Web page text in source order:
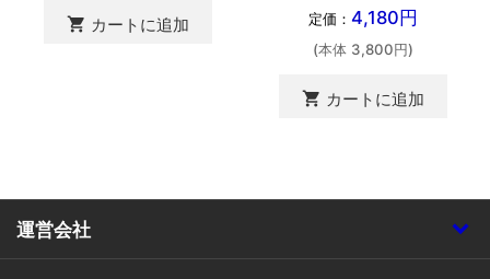
shopping_cart カートに追加 定価： 4,180円
(本体 3,800円)
shopping_cart カートに追加
運営会社